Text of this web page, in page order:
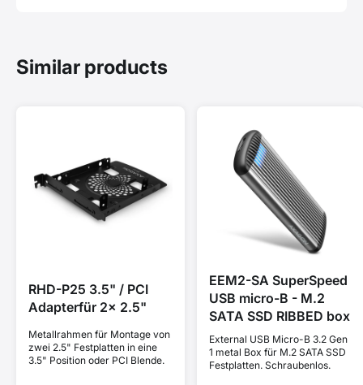
Similar products
RHD-P25 3.5" / PCI
Adapterfür 2x 2.5"
Metallrahmen für Montage von
zwei 2.5" Festplatten in eine
3.5" Position oder PCI Blende.
EEM2-SA SuperSpeed
USB micro-B - M.2
SATA SSD RIBBED box
External USB Micro-B 3.2 Gen
1 metal Box für M.2 SATA SSD
Festplatten. Schraubenlos.